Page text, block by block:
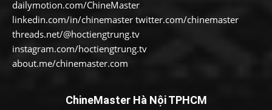
dailymotion.com/ChineMaster
linkedin.com/in/chinemaster twitter.com/chinemaster
threads.net/@hoctiengtrung.tv
instagram.com/hoctiengtrung.tv
about.me/chinemaster.com
ChineMaster Hà Nội TPHCM